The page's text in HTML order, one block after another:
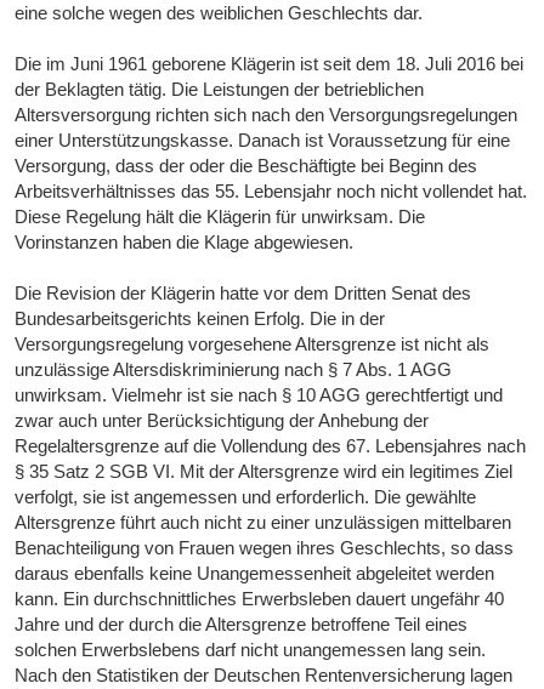
eine solche wegen des weiblichen Geschlechts dar.
Die im Juni 1961 geborene Klägerin ist seit dem 18. Juli 2016 bei
der Beklagten tätig. Die Leistungen der betrieblichen
Altersversorgung richten sich nach den Versorgungsregelungen
einer Unterstützungskasse. Danach ist Voraussetzung für eine
Versorgung, dass der oder die Beschäftigte bei Beginn des
Arbeitsverhältnisses das 55. Lebensjahr noch nicht vollendet hat.
Diese Regelung hält die Klägerin für unwirksam. Die
Vorinstanzen haben die Klage abgewiesen.
Die Revision der Klägerin hatte vor dem Dritten Senat des
Bundesarbeitsgerichts keinen Erfolg. Die in der
Versorgungsregelung vorgesehene Altersgrenze ist nicht als
unzulässige Altersdiskriminierung nach § 7 Abs. 1 AGG
unwirksam. Vielmehr ist sie nach § 10 AGG gerechtfertigt und
zwar auch unter Berücksichtigung der Anhebung der
Regelaltersgrenze auf die Vollendung des 67. Lebensjahres nach
§ 35 Satz 2 SGB VI. Mit der Altersgrenze wird ein legitimes Ziel
verfolgt, sie ist angemessen und erforderlich. Die gewählte
Altersgrenze führt auch nicht zu einer unzulässigen mittelbaren
Benachteiligung von Frauen wegen ihres Geschlechts, so dass
daraus ebenfalls keine Unangemessenheit abgeleitet werden
kann. Ein durchschnittliches Erwerbsleben dauert ungefähr 40
Jahre und der durch die Altersgrenze betroffene Teil eines
solchen Erwerbslebens darf nicht unangemessen lang sein.
Nach den Statistiken der Deutschen Rentenversicherung lagen